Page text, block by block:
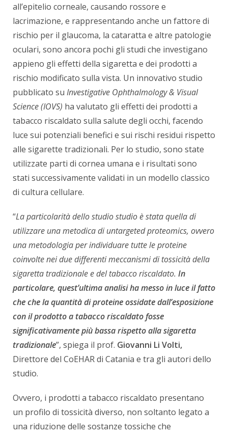
all’epitelio corneale, causando rossore e
lacrimazione, e rappresentando anche un fattore di
rischio per il glaucoma, la cataratta e altre patologie
oculari, sono ancora pochi gli studi che investigano
appieno gli effetti della sigaretta e dei prodotti a
rischio modificato sulla vista. Un innovativo studio
pubblicato su Investigative Ophthalmology & Visual
Science (IOVS) ha valutato gli effetti dei prodotti a
tabacco riscaldato sulla salute degli occhi, facendo
luce sui potenziali benefici e sui rischi residui rispetto
alle sigarette tradizionali. Per lo studio, sono state
utilizzate parti di cornea umana e i risultati sono
stati successivamente validati in un modello classico
di cultura cellulare.
“La particolarità dello studio studio è stata quella di
utilizzare una metodica di untargeted proteomics, ovvero
una metodologia per individuare tutte le proteine
coinvolte nei due differenti meccanismi di tossicità della
sigaretta tradizionale e del tabacco riscaldato. In
particolare, quest’ultima analisi ha messo in luce il fatto
che che la quantità di proteine ossidate dall’esposizione
con il prodotto a tabacco riscaldato fosse
significativamente più bassa rispetto alla sigaretta
tradizionale”, spiega il prof. Giovanni Li Volti,
Direttore del CoEHAR di Catania e tra gli autori dello
studio.
Ovvero, i prodotti a tabacco riscaldato presentano
un profilo di tossicità diverso, non soltanto legato a
una riduzione delle sostanze tossiche che